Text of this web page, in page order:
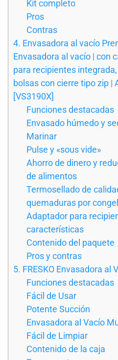
Kit completo
Pros
Contras
4. Envasadora al vacío
Envasadora al vacío | con
para recipientes
bolsas con cierre tipo zip |
[VS3190X]
Funciones destacadas
Envasado húmedo y
Marinar
Pulse y «sous vide»
Ahorro de dinero y
de alimentos
Termosellado de
quemaduras por
Adaptador para
características
Contenido del paquete
Pros y contras
5. FRESKO Envasadora al
Funciones destacadas
Fácil de Usar
Potente Succión
Envasadora al Vacío
Fácil de Limpiar
Contenido de la caja